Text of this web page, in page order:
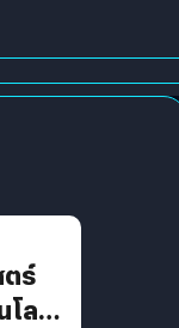
ตร์
โลยี